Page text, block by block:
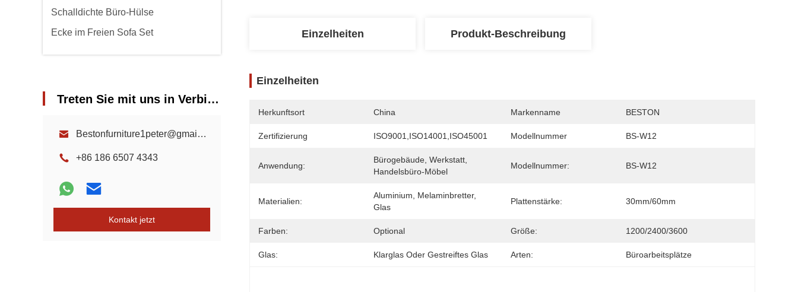
Schalldichte Büro-Hülse
Ecke im Freien Sofa Set
Treten Sie mit uns in Verbindung
Bestonfurniture1peter@gmail.com
+86 186 6507 4343
Kontakt jetzt
Einzelheiten Produkt-Beschreibung
Einzelheiten
Herkunftsort China Markenname BESTON
Zertifizierung ISO9001,ISO14001,ISO45001 Modellnummer BS-W12
Anwendung:
Bürogebäude, Werkstatt,
Handelsbüro-Möbel
Modellnummer: BS-W12
Materialien:
Aluminium, Melaminbretter,
Glas
Plattenstärke: 30mm/60mm
Farben: Optional Größe: 1200/2400/3600
Glas: Klarglas Oder Gestreiftes Glas Arten: Büroarbeitsplätze